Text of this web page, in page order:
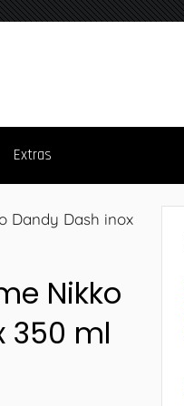
Extras
Dandy Dash inox
Nikko
350 ml